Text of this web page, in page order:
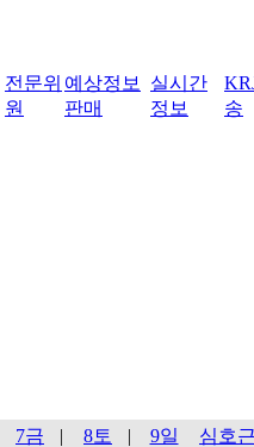
전문위
원
예상정보
판매
실시간
정보
송
7금 | 8토 | 9일 심호근